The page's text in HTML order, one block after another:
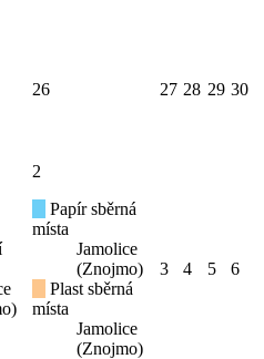
26 27 28 29 30
2
Papír sběrná
místa
Jamolice
(Znojmo)
Plast sběrná
místa
Jamolice
(Znojmo)
3 4 5 6